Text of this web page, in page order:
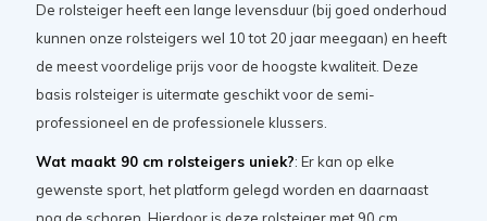
De rolsteiger heeft een lange levensduur (bij goed onderhoud
kunnen onze rolsteigers wel 10 tot 20 jaar meegaan) en heeft
de meest voordelige prijs voor de hoogste kwaliteit. Deze
basis rolsteiger is uitermate geschikt voor de semi-
professioneel en de professionele klussers.
Wat maakt 90 cm rolsteigers uniek?: Er kan op elke
gewenste sport, het platform gelegd worden en daarnaast